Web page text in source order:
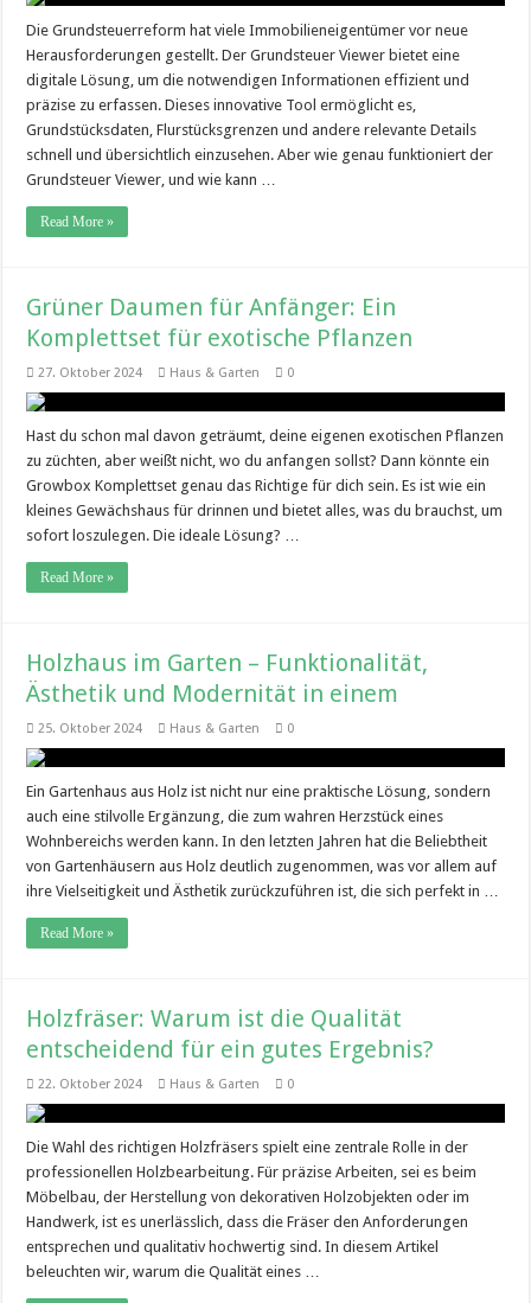
Die Grundsteuerreform hat viele Immobilieneigentümer vor neue
Herausforderungen gestellt. Der Grundsteuer Viewer bietet eine
digitale Lösung, um die notwendigen Informationen effizient und
präzise zu erfassen. Dieses innovative Tool ermöglicht es,
Grundstücksdaten, Flurstücksgrenzen und andere relevante Details
schnell und übersichtlich einzusehen. Aber wie genau funktioniert der
Grundsteuer Viewer, und wie kann …
Read More »
Grüner Daumen für Anfänger: Ein
Komplettset für exotische Pflanzen
27. Oktober 2024 Haus & Garten 0
Hast du schon mal davon geträumt, deine eigenen exotischen Pflanzen
zu züchten, aber weißt nicht, wo du anfangen sollst? Dann könnte ein
Growbox Komplettset genau das Richtige für dich sein. Es ist wie ein
kleines Gewächshaus für drinnen und bietet alles, was du brauchst, um
sofort loszulegen. Die ideale Lösung? …
Read More »
Holzhaus im Garten – Funktionalität,
Ästhetik und Modernität in einem
25. Oktober 2024 Haus & Garten 0
Ein Gartenhaus aus Holz ist nicht nur eine praktische Lösung, sondern
auch eine stilvolle Ergänzung, die zum wahren Herzstück eines
Wohnbereichs werden kann. In den letzten Jahren hat die Beliebtheit
von Gartenhäusern aus Holz deutlich zugenommen, was vor allem auf
ihre Vielseitigkeit und Ästhetik zurückzuführen ist, die sich perfekt in …
Read More »
Holzfräser: Warum ist die Qualität
entscheidend für ein gutes Ergebnis?
22. Oktober 2024 Haus & Garten 0
Die Wahl des richtigen Holzfräsers spielt eine zentrale Rolle in der
professionellen Holzbearbeitung. Für präzise Arbeiten, sei es beim
Möbelbau, der Herstellung von dekorativen Holzobjekten oder im
Handwerk, ist es unerlässlich, dass die Fräser den Anforderungen
entsprechen und qualitativ hochwertig sind. In diesem Artikel
beleuchten wir, warum die Qualität eines …